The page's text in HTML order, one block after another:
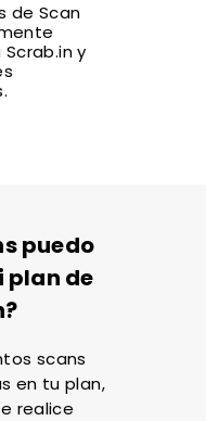
de Scan
y
puedo
plan de
scans
en tu plan,
realice